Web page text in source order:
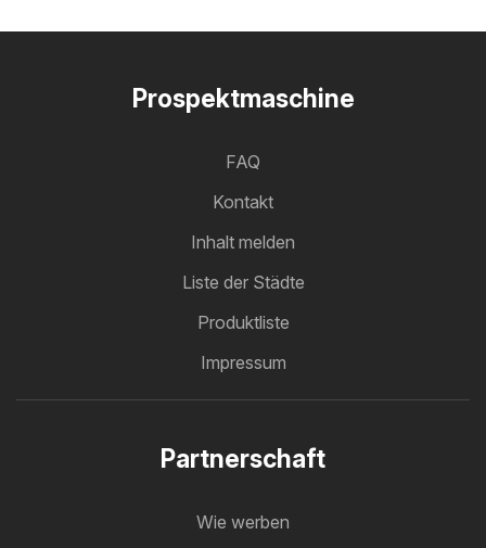
Prospektmaschine
FAQ
Kontakt
Inhalt melden
Liste der Städte
Produktliste
Impressum
Partnerschaft
Wie werben